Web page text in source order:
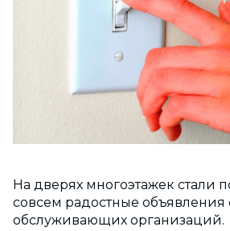
На дверях многоэтажек стали
совсем радостные объявления
обслуживающих организаций.